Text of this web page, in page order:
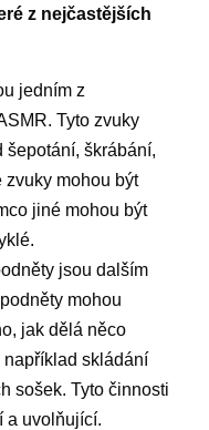
z nejčastějších
jedním z
Tyto zvuky
šepotání, škrábání,
zvuky mohou být
jiné mohou být
jsou dalším
mohou
jak dělá něco
skládání
sošek. Tyto činnosti
a uvolňující.